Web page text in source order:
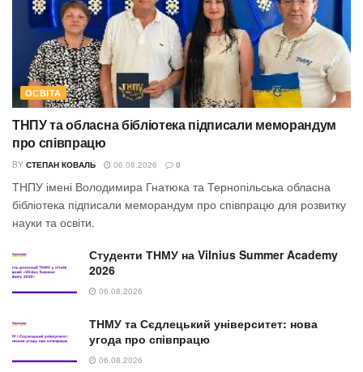
ОСВІТА
ТНПУ та обласна бібліотека підписали меморандум
про співпрацю
BY СТЕПАН КОВАЛЬ 06.08.2026 0
ТНПУ імені Володимира Гнатюка та Тернопільська обласна
бібліотека підписали меморандум про співпрацю для розвитку
науки та освіти.
Студенти ТНМУ на Vilnius Summer Academy
2026
06.08.2026
ТНМУ та Сєдлецький університет: нова
угода про співпрацю
06.08.2026